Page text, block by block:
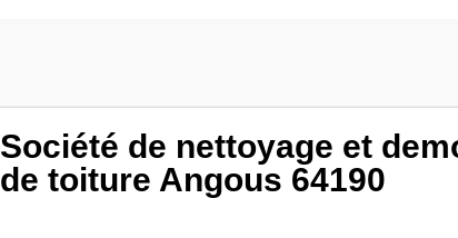
Société de nettoyage et
de toiture Angous 64190